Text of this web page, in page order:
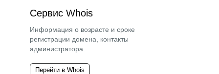
Сервис Whois
Информация о возрасте и сроке
регистрации домена, контакты
администратора.
Перейти в Whois